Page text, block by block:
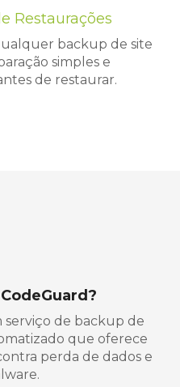
Restaurações
backup de site
simples e
de restaurar.
serviço de backup de
que oferece
perda de dados e